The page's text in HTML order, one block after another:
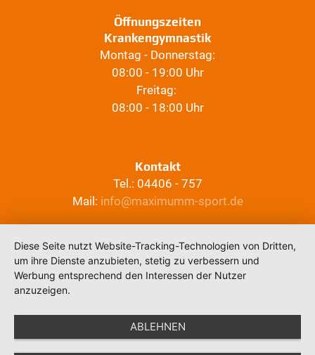
Öffnungszeiten
Krankengymnastik
Montag - Donnerstag:
08:00 - 19:00 Uhr
Freitag:
08:00 - 18:00 Uhr
Kontakt
Tel.: 04406 - 757
Mail: info@maximumm-sport.de
Diese Seite nutzt Website-Tracking-Technologien von Dritten,
um ihre Dienste anzubieten, stetig zu verbessern und
Werbung entsprechend den Interessen der Nutzer
anzuzeigen.
ABLEHNEN